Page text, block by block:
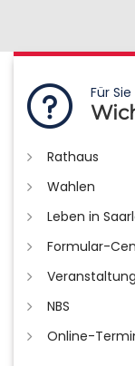
Für Sie
Rathaus
Wahlen
Leben in
Formular-
NBS
Online-